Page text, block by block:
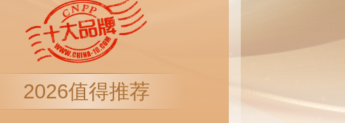
2026值得推荐